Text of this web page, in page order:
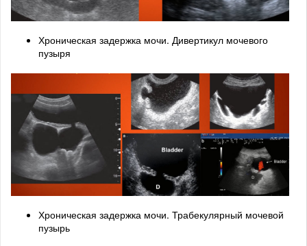
Хроническая задержка мочи. Дивертикул мочевого
пузыря
Хроническая задержка мочи. Трабекулярный мочевой
пузырь